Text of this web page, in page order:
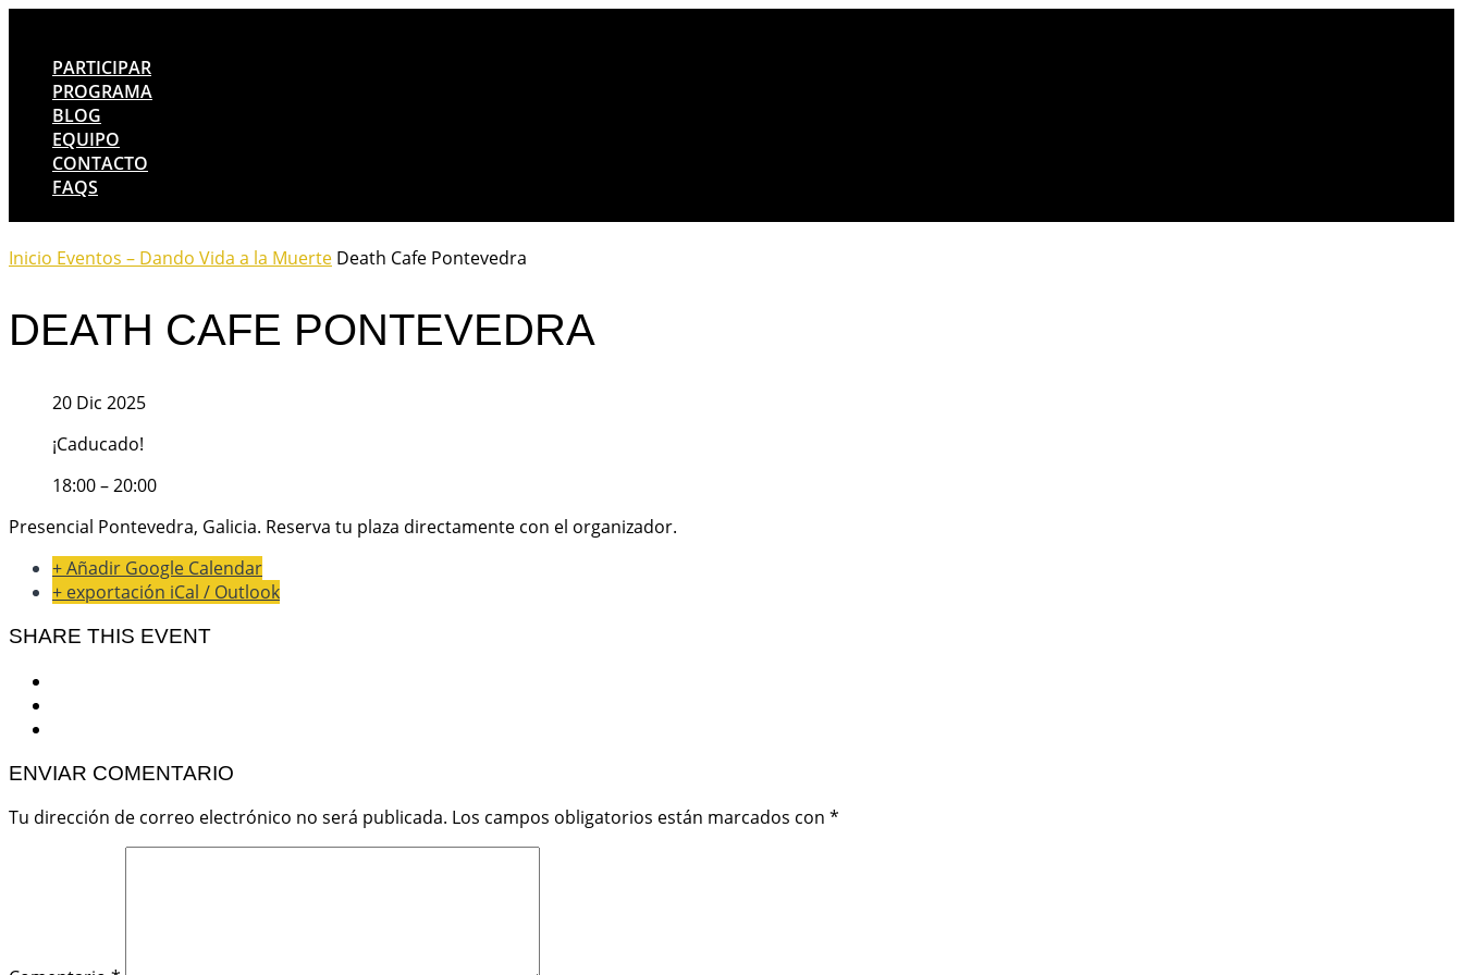
PARTICIPAR
PROGRAMA
BLOG
EQUIPO
CONTACTO
FAQS
Inicio Eventos – Dando Vida a la Muerte Death Cafe Pontevedra
DEATH CAFE PONTEVEDRA
20 Dic 2025
¡Caducado!
18:00 – 20:00
Presencial Pontevedra, Galicia. Reserva tu plaza directamente con el organizador.
+ Añadir Google Calendar
+ exportación iCal / Outlook
SHARE THIS EVENT
ENVIAR COMENTARIO
Tu dirección de correo electrónico no será publicada. Los campos obligatorios están marcados con *